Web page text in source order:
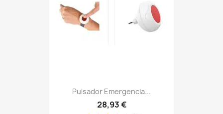
Pulsador Emergencia...
28,93 €